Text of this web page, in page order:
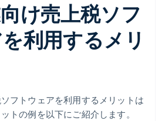
け売上税ソフ
利用するメリ
フトウェアを利用するメリットは
トの例を以下にご紹介します。